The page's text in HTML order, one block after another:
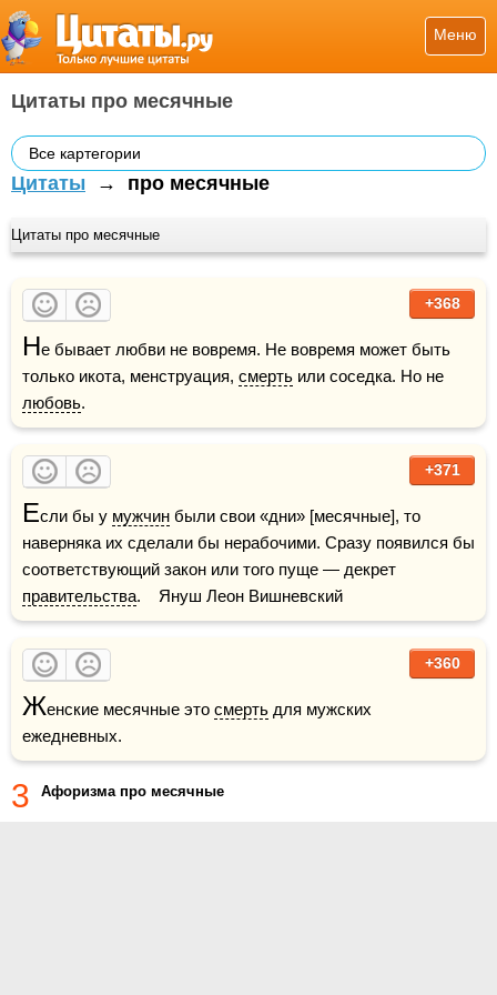
Меню
Цитаты про месячные
Все картегории
Цитаты → про месячные
Цитаты про месячные
+368
Не бывает любви не вовремя. Не вовремя может быть
только икота, менструация, смерть
любовь.
+371
Если бы у мужчин были свои «дни» [месячные], то
наверняка их сделали бы нерабочими. Сразу появился бы
правительства.    Януш Леон Вишневский
+360
Женские месячные это смерть для мужских
ежедневных.
3 Афоризма про месячные